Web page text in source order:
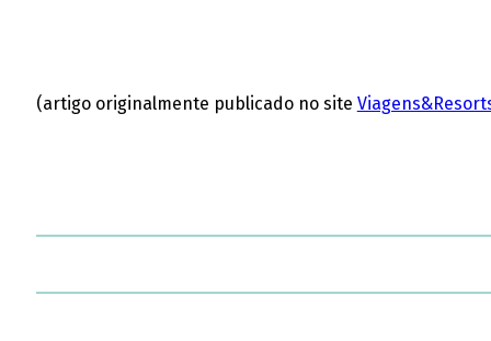
(artigo originalmente publicado no site